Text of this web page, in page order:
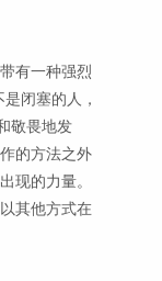
有一种强烈
闭塞的人，
敬畏地发
的方法之外
现的力量。
其他方式在